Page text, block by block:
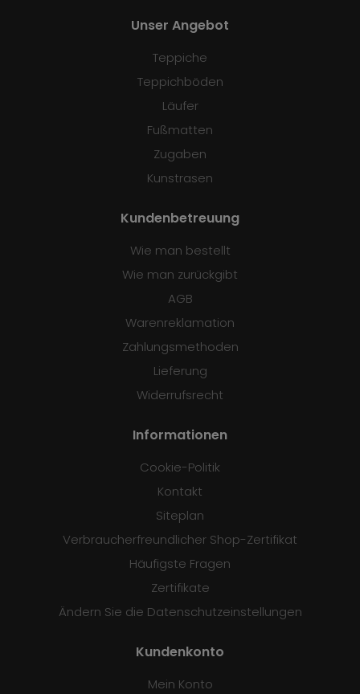
Unser Angebot
Teppiche
Teppichböden
Läufer
Fußmatten
Zugaben
Kunstrasen
Kundenbetreuung
Wie man bestellt
Wie man zurückgibt
AGB
Warenreklamation
Zahlungsmethoden
Lieferung
Widerrufsrecht
Informationen
Cookie-Politik
Kontakt
Siteplan
Verbraucherfreundlicher Shop-Zertifikat
Häufigste Fragen
Zertifikate
Ändern Sie die Datenschutzeinstellungen
Kundenkonto
Mein Konto